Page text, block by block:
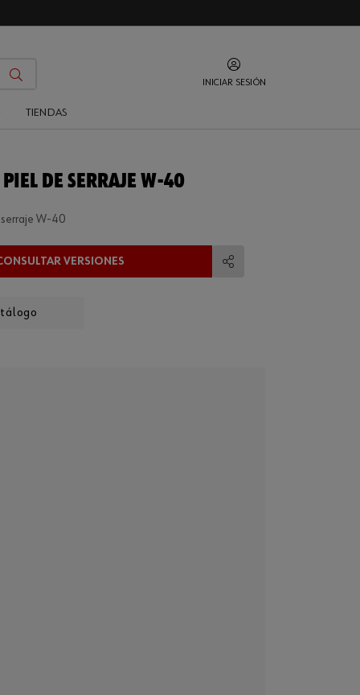
INICIAR SESIÓN
TIENDAS
DE SERRAJE W-40
W-40
VERSIONES
Compartir